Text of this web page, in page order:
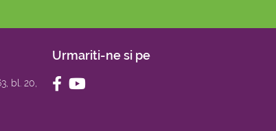
Urmariti-ne si pe
bl. 20,